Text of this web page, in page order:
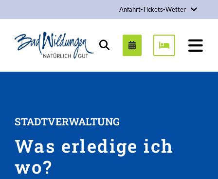
Anfahrt-Tickets-Wetter
Stadt Bad Wildungen
Suchen
STADTVERWALTUNG
Was erledige ich
wo?